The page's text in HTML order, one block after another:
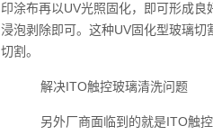
印涂布再以UV光照固化，即可形成
浸泡剥除即可。这种UV固化型玻璃
切割。
解决ITO触控玻璃清洗问题
另外厂商面临到的就是ITO触